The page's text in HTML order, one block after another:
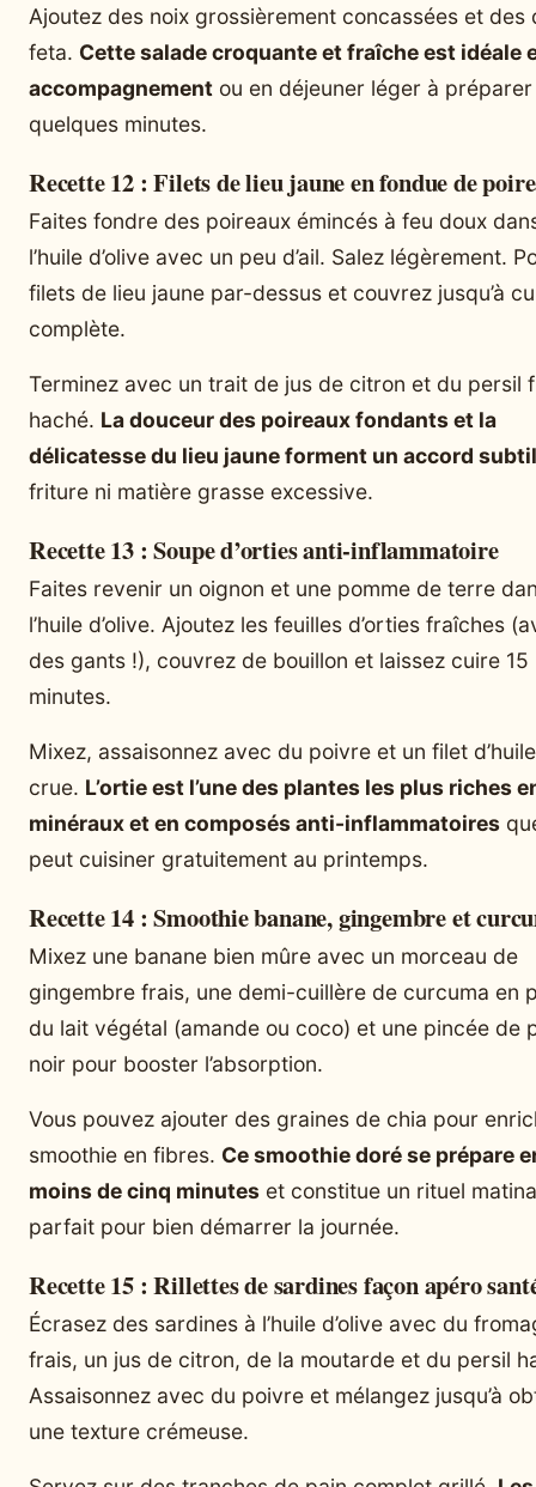
Ajoutez des noix grossièrement concassées et des
feta. Cette salade croquante et fraîche est idéale
accompagnement ou en déjeuner léger à
quelques minutes.
Recette 12 : Filets de lieu jaune en fondue de
Faites fondre des poireaux émincés à feu doux
l’huile d’olive avec un peu d’ail. Salez légèrement.
filets de lieu jaune par-dessus et couvrez jusqu’à
complète.
Terminez avec un trait de jus de citron et du persil
haché. La douceur des poireaux fondants et la
délicatesse du lieu jaune forment un accord subtil
friture ni matière grasse excessive.
Recette 13 : Soupe d’orties anti-inflammatoire
Faites revenir un oignon et une pomme de terre
l’huile d’olive. Ajoutez les feuilles d’orties fraîches
des gants !), couvrez de bouillon et laissez cuire 15
minutes.
Mixez, assaisonnez avec du poivre et un filet d’huile
crue. L’ortie est l’une des plantes les plus riches
minéraux et en composés anti-inflammatoires
peut cuisiner gratuitement au printemps.
Recette 14 : Smoothie banane, gingembre et
Mixez une banane bien mûre avec un morceau de
gingembre frais, une demi-cuillère de curcuma en
du lait végétal (amande ou coco) et une pincée de
noir pour booster l’absorption.
Vous pouvez ajouter des graines de chia pour
smoothie en fibres. Ce smoothie doré se prépare
moins de cinq minutes et constitue un rituel
parfait pour bien démarrer la journée.
Recette 15 : Rillettes de sardines façon apéro
Écrasez des sardines à l’huile d’olive avec du
frais, un jus de citron, de la moutarde et du persil
Assaisonnez avec du poivre et mélangez jusqu’à
une texture crémeuse.